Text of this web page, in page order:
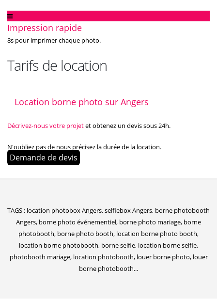
Impression rapide
8s pour imprimer chaque photo.
Tarifs de location
Location borne photo sur Angers
Décrivez-nous votre projetet obtenez un devis sous 24h.
N'oubliez pas de nous précisez la durée de la location.
Demande de devis
TAGS : location photobox Angers, selfiebox Angers, borne photobooth
Angers, borne photo événementiel, borne photo mariage, borne
photobooth, borne photo booth, location borne photo booth,
location borne photobooth, borne selfie, location borne selfie,
photobooth mariage, location photobooth, louer borne photo, louer
borne photobooth...